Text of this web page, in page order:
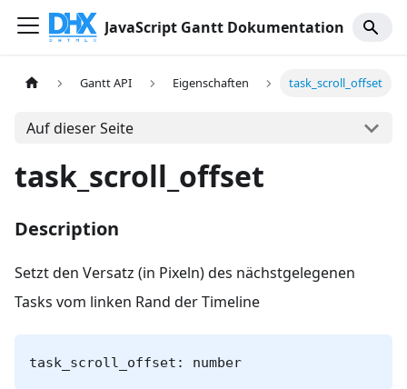
JavaScript Gantt Dokumentation
Gantt API Eigenschaften task_scroll_offset
Auf dieser Seite
task_scroll_offset
Description
Setzt den Versatz (in Pixeln) des nächstgelegenen
Tasks vom linken Rand der Timeline
task_scroll_offset: number